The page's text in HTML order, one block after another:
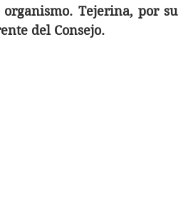
Tejerina, por su
del Consejo.